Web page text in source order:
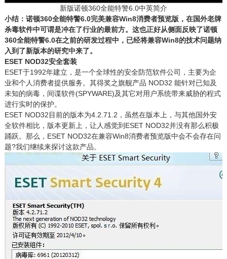
新版诺顿360全能特警6.0中英简介
小结：诺顿360全能特警6.0完美兼容Win8消费者预览版，在国外老牌
杀毒软件中可谓是冲在了行业的最前方。这也正好从侧面反映了诺顿
360全能特警6.0在之前的研发过程中，已经将兼容Win8的技术问题纳
入到了新版本的研究中来了。
ESET NOD32安全套装
ESET于1992年建立，是一个全球性的安全防范软件公司，主要为企
业和个人消费者提供服务。其得奖之旗舰产品 NOD32 能针对已知及
未知的病毒，间谍软件(SPYWARE)及其它对用户系统带来威胁的程式
进行实时的保护。
ESET NOD32目前的版本为4.2.71.2，虽然在版本上，与其他国外安
全软件相比，版本更新上，让人感觉到ESET NOD32并没有那么积极
踊跃。那么，ESET NOD32在兼容Win8消费者预览版中会不会存在问
题?我们继续来探讨这款产品。